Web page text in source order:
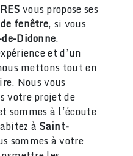
vous propose ses
fenêtre, si vous
Didonne.
et d’un
mettons tout en
Nous vous
votre projet de
sommes à l’écoute
à Saint-
sommes à votre